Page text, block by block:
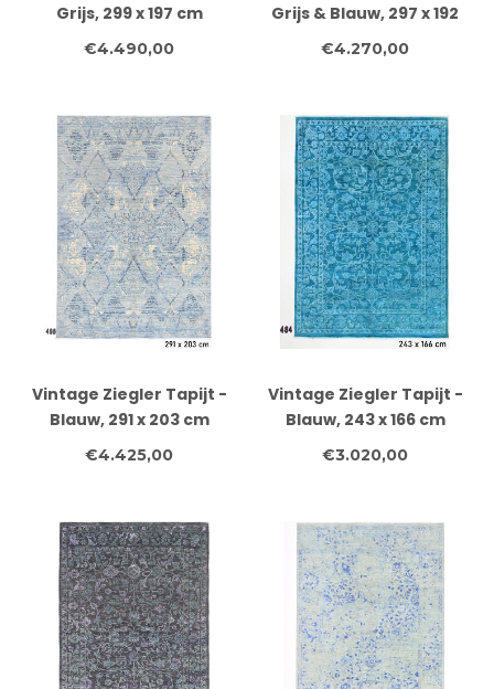
Grijs, 299 x 197 cm
€4.490,00
Grijs & Blauw, 297 x 192
cm
€4.270,00
Vintage Ziegler Tapijt -
Blauw, 291 x 203 cm
€4.425,00
Vintage Ziegler Tapijt -
Blauw, 243 x 166 cm
€3.020,00